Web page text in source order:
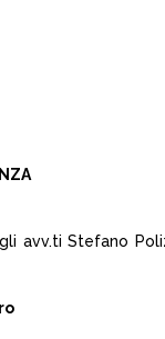
avv.ti Stefano